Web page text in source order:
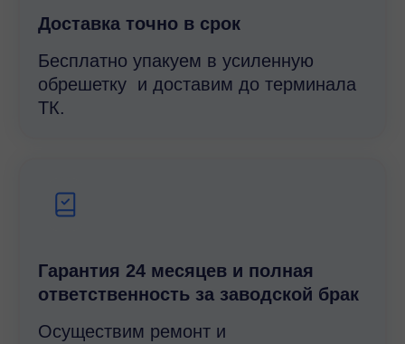
Доставка точно в срок
Бесплатно упакуем в усиленную
обрешетку и доставим до терминала
ТК.
Гарантия 24 месяцев и полная
ответственность за заводской брак
Осуществим ремонт и